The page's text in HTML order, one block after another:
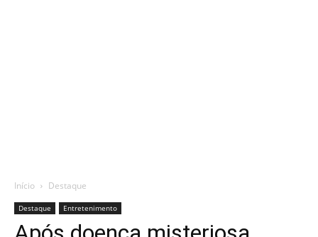
Início Destaque
Destaque Entretenimento